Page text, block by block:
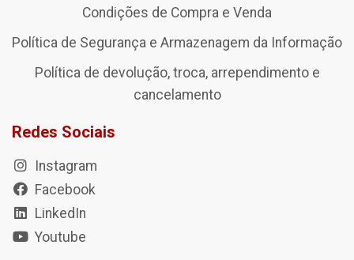
Condições de Compra e Venda
Política de Segurança e Armazenagem da Informação
Política de devolução, troca, arrependimento e
cancelamento
Redes Sociais
Instagram
Facebook
LinkedIn
Youtube